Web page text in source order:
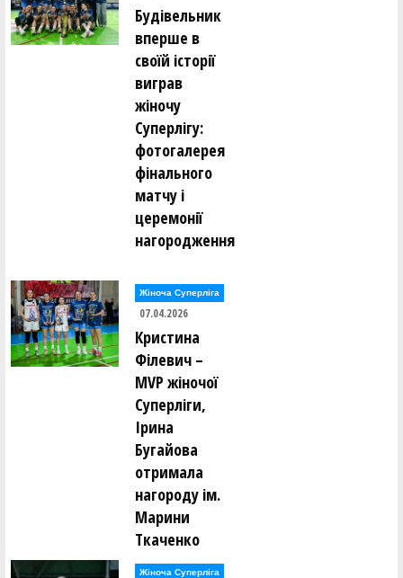
Будівельник
вперше в
своїй історії
виграв
жіночу
Суперлігу:
фотогалерея
фінального
матчу і
церемонії
нагородження
Жіноча Суперліга
07.04.2026
Кристина
Філевич –
MVP жіночої
Суперліги,
Ірина
Бугайова
отримала
нагороду ім.
Марини
Ткаченко
Жіноча Суперліга